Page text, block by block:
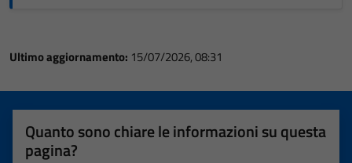
Ultimo aggiornamento: 15/07/2026, 08:31
Quanto sono chiare le informazioni su questa
pagina?